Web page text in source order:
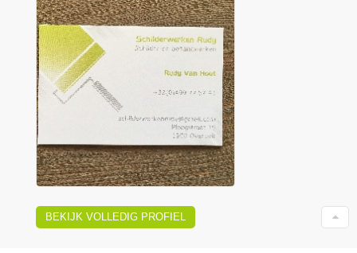
BEKIJK VOLLEDIG PROFIEL